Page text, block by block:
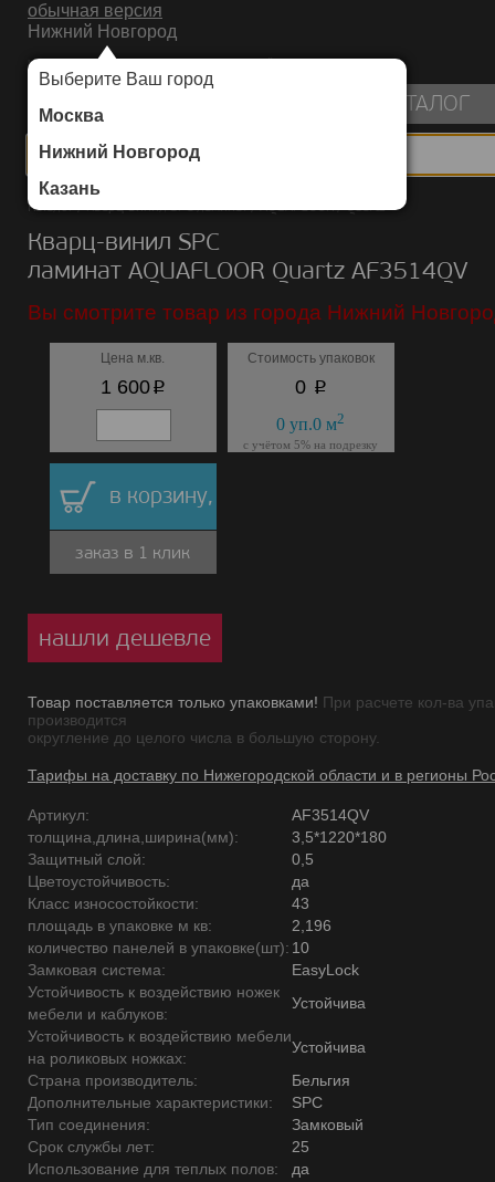
обычная версия
Нижний Новгород
Выберите Ваш город
Москва
Нижний Новгород
Казань
ИНТЕРНЕТ-МАГАЗИН НАПОЛЬНЫХ ПОКРЫТИЙ
КАТАЛОГ
Каталог/Кварц-винил SPC ламинат/AQUAFLOOR/Quartz
Кварц-винил SPC
ламинат AQUAFLOOR Quartz AF3514QV
Вы смотрите товар из города Нижний
Цена м.кв.
1 600p
Стоимость упаковок
0 p
0 уп.0 м2
с учётом 5% на подрезку
в корзину,
заказ в 1 клик
нашли дешевле
Товар поставляется только упаковками! При расчете кол-ва
производится
округление до целого числа в большую сторону.
Тарифы на доставку по Нижегородской области и в регионы
Артикул:
AF3514QV
толщина,длина,ширина(мм):
3,5*1220*180
Защитный слой:
0,5
Цветоустойчивость:
да
Класс износостойкости:
43
площадь в упаковке м кв:
2,196
количество панелей в упаковке(шт): 10
Замковая система:
EasyLock
Устойчивость к воздействию ножек
мебели и каблуков:
Устойчива
Устойчивость к воздействию мебели
на роликовых ножках:
Устойчива
Страна производитель:
Бельгия
Дополнительные характеристики:
SPC
Тип соединения:
Замковый
Срок службы лет:
25
Использование для теплых полов:
да